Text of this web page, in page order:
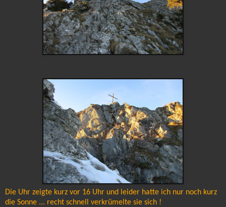
Die Uhr zeigte kurz vor 16 Uhr und leider hatte ich nur noch kurz
die Sonne ... recht schnell verkrümelte sie sich !